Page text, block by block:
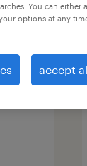
You can either
options at any
accept